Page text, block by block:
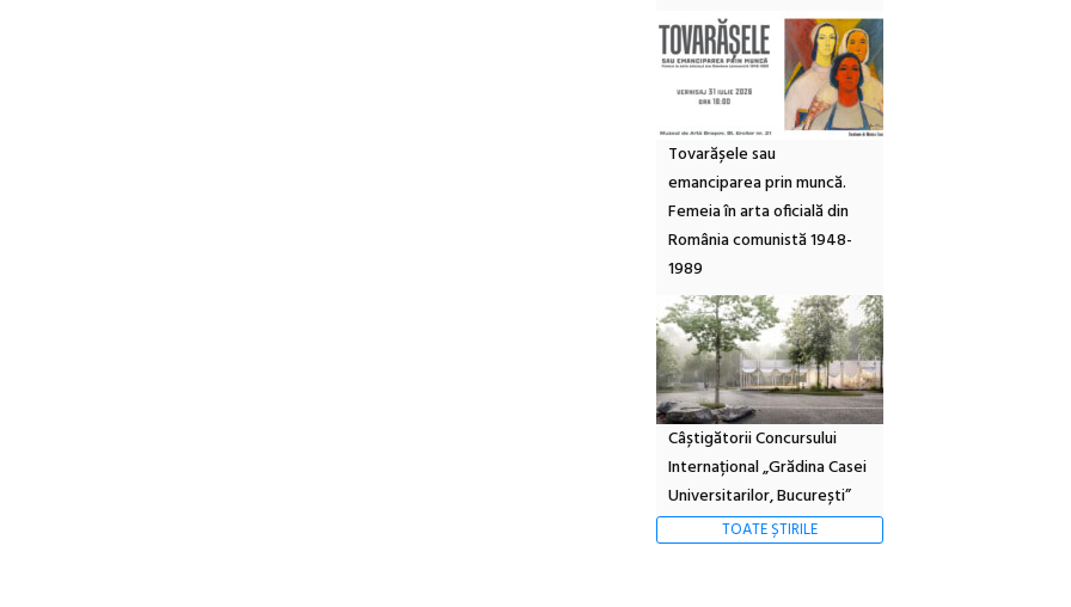
Tovarășele sau
emanciparea prin muncă.
Femeia în arta oficială din
România comunistă 1948-
1989
Câștigătorii Concursului
Internațional „Grădina Casei
Universitarilor, București”
TOATE ȘTIRILE